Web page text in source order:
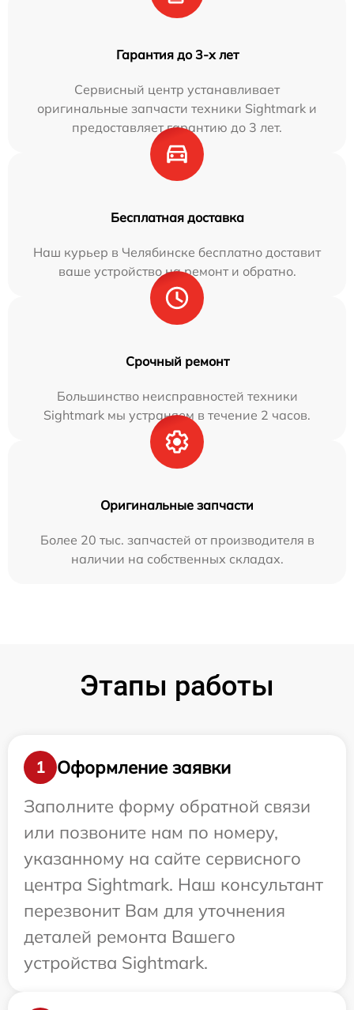
Гарантия до 3-х лет
Сервисный центр устанавливает
оригинальные запчасти техники Sightmark и
предоставляет гарантию до 3 лет.
Бесплатная доставка
Наш курьер в Челябинске бесплатно доставит
ваше устройство на ремонт и обратно.
Срочный ремонт
Большинство неисправностей техники
Sightmark мы устраняем в течение 2 часов.
Оригинальные запчасти
Более 20 тыс. запчастей от производителя в
наличии на собственных складах.
Этапы работы
1
Оформление заявки
Заполните форму обратной связи
или позвоните нам по номеру,
указанному на сайте сервисного
центра Sightmark. Наш консультант
перезвонит Вам для уточнения
деталей ремонта Вашего
устройства Sightmark.